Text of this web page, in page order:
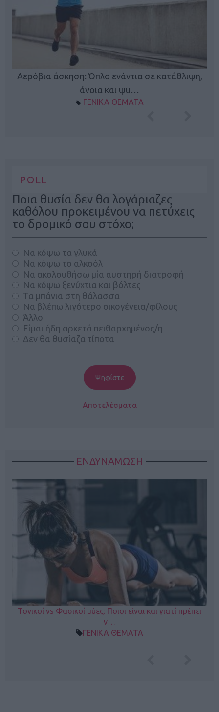
Αερόβια άσκηση: Όπλο ενάντια σε κατάθλιψη,
άνοια και ψυ…
ΓΕΝΙΚΑ ΘΕΜΑΤΑ
POLL
Ποια θυσία δεν θα λογάριαζες
καθόλου προκειμένου να πετύχεις
το δρομικό σου στόχο;
Να κόψω τα γλυκά
Να κόψω το αλκοόλ
Να ακολουθήσω μία αυστηρή διατροφή
Να κόψω ξενύχτια και βόλτες
Τα μπάνια στη θάλασσα
Να βλέπω λιγότερο οικογένεια/φίλους
Άλλο
Είμαι ήδη αρκετά πειθαρχημένος/η
Δεν θα θυσίαζα τίποτα
Αποτελέσματα
ΕΝΔΥΝΑΜΩΣΗ
Τονικοί vs Φασικοί μύες: Ποιοι είναι και γιατί πρέπει
ν…
ΓΕΝΙΚΑ ΘΕΜΑΤΑ